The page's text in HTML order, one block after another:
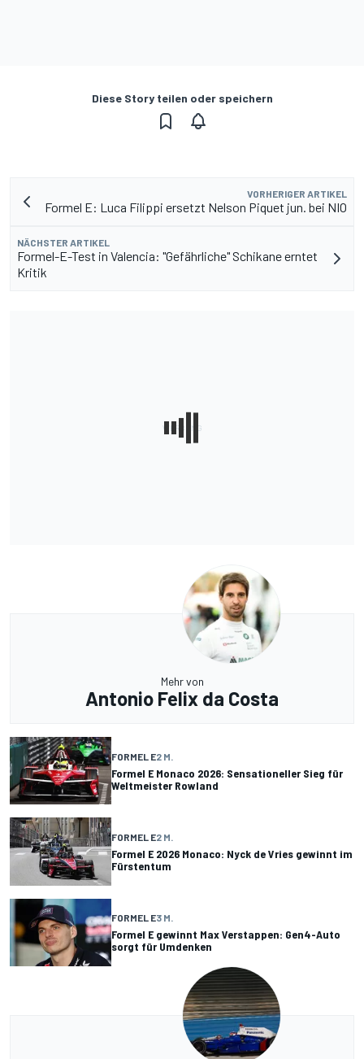
Diese Story teilen oder speichern
VORHERIGER ARTIKEL
Formel E: Luca Filippi ersetzt Nelson Piquet jun. bei NIO
NÄCHSTER ARTIKEL
Formel-E-Test in Valencia: "Gefährliche" Schikane erntet
Kritik
Mehr von
Antonio Felix da Costa
FORMEL E2 M.
Formel E Monaco 2026: Sensationeller Sieg für
Weltmeister Rowland
FORMEL E2 M.
Formel E 2026 Monaco: Nyck de Vries gewinnt im
Fürstentum
FORMEL E3 M.
Formel E gewinnt Max Verstappen: Gen4-Auto
sorgt für Umdenken